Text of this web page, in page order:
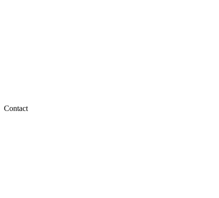
Contact